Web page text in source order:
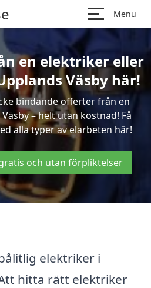
Menu
en elektriker eller
Väsby här!
bindande offerter från en
– helt utan kostnad! Få
alla typer av elarbeten här!
och utan förpliktelser
elektriker i
hitta rätt elektriker